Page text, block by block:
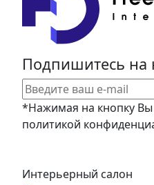
Интерьерный салон
Подпишитесь на
*Нажимая на кнопку Вы
политикой